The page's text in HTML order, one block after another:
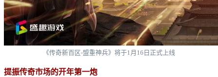
《传奇新百区-盟重神兵》将于1月16日正式上线
提振传奇市场的开年第一炮